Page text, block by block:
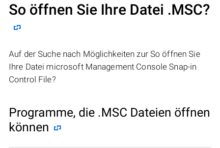
So öffnen Sie Ihre Datei .MSC?
Auf der Suche nach Möglichkeiten zur So öffnen Sie
Ihre Datei microsoft Management Console Snap-in
Control File?
Programme, die .MSC Dateien öffnen
können